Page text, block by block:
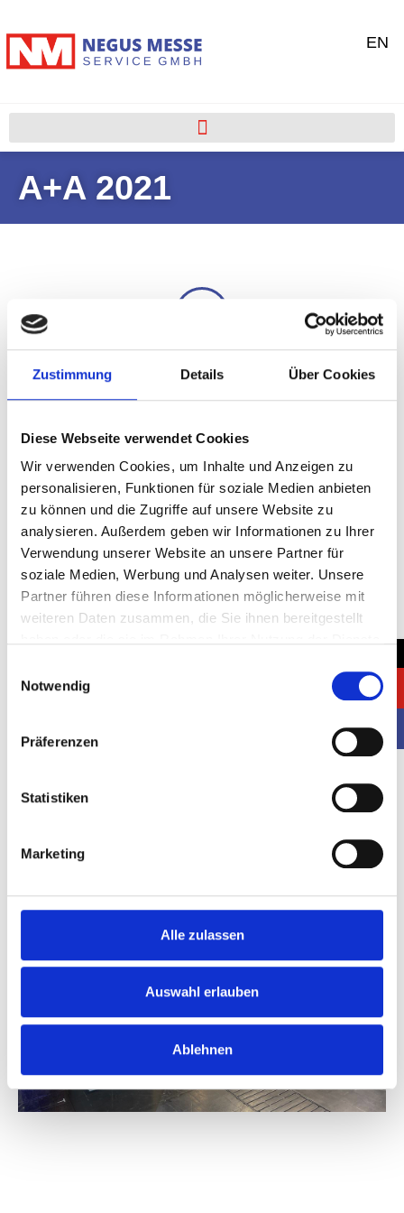
Zustimmung Details Über Cookies
Diese Webseite verwendet Cookies
Wir verwenden Cookies, um Inhalte und Anzeigen zu
personalisieren, Funktionen für soziale Medien anbieten
zu können und die Zugriffe auf unsere Website zu
analysieren. Außerdem geben wir Informationen zu Ihrer
Verwendung unserer Website an unsere Partner für
soziale Medien, Werbung und Analysen weiter. Unsere
Partner führen diese Informationen möglicherweise mit
weiteren Daten zusammen, die Sie ihnen bereitgestellt
Notwendig
Präferenzen
Statistiken
Marketing
Alle zulassen
Auswahl erlauben
Ablehnen
EN
A+A 2021
Portfolio
Standort:
Deutschland, Dusseldorf
Kunde:
Worik
Standfläche: